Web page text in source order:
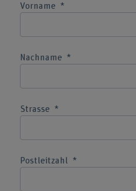
Vorname
Nachname
Strasse
Postleitzahl